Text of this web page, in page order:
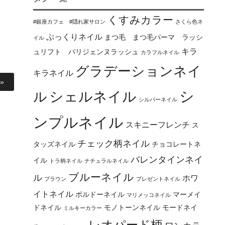
#銀座カフェ #隠れ家サロン くすみカラー さくら色ネ
イル ぷっくりネイル まつ毛 まつ毛パーマ ラッシ
ュリフト パリジェンヌラッシュ
カラフルネイル キラ
キラネイル グラデーションネイ
ル シェルネイル シルバーネイル シ
ンプルネイル スキニーフレンチ ス
タッズネイル チェック柄ネイル チョコレートネ
イル
トラ柄ネイル ナチュラルネイル バレンタインネイ
ル ブラウン ブルーネイル プレゼントネイル ホワ
イトネイル ボルドーネイル マリメッコネイル マーメイ
ドネイル ミルキーカラー モノトーンネイル モードネイ